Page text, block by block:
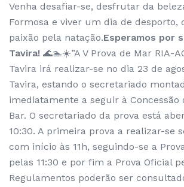
Venha desafiar-se, desfrutar da
Formosa e viver um dia de desporto,
paixão pela natação.Esperamos por
Tavira! 🌊🏊☀️”A V Prova de Mar RIA-
Tavira irá realizar-se no dia 23 de
Tavira, estando o secretariado
imediatamente a seguir à Concessão
Bar. O secretariado da prova está
10:30. A primeira prova a realizar-se
com início às 11h, seguindo-se a
pelas 11:30 e por fim a Prova Oficial
Regulamentos poderão ser